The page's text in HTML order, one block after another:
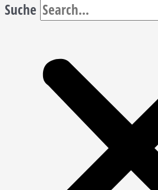
Suche